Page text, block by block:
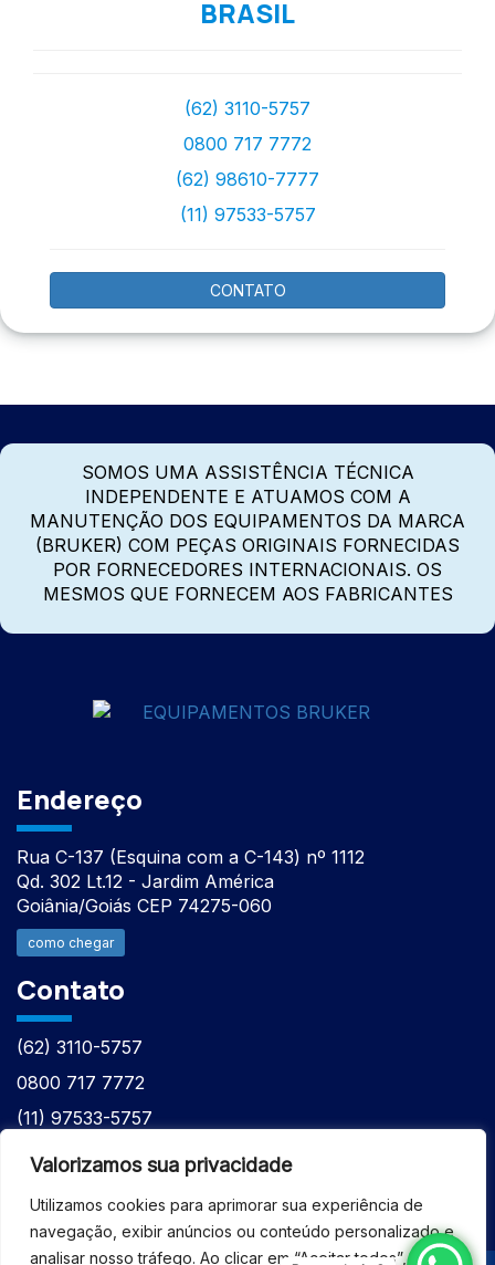
Valorizamos sua privacidade
Utilizamos cookies para aprimorar sua experiência de
navegação, exibir anúncios ou conteúdo personalizado e
analisar nosso tráfego. Ao clicar em “Aceitar todos”, você
BRASIL
(62) 3110-5757
0800 717 7772
(62) 98610-7777
(11) 97533-5757
CONTATO
SOMOS UMA ASSISTÊNCIA TÉCNICA
INDEPENDENTE E ATUAMOS COM A
MANUTENÇÃO DOS EQUIPAMENTOS DA MARCA
(BRUKER) COM PEÇAS ORIGINAIS FORNECIDAS
POR FORNECEDORES INTERNACIONAIS. OS
MESMOS QUE FORNECEM AOS FABRICANTES
Endereço
Rua C-137 (Esquina com a C-143) nº 1112
Qd. 302 Lt.12 - Jardim América
Goiânia/Goiás CEP 74275-060
como chegar
Contato
(62) 3110-5757
0800 717 7772
(11) 97533-5757
(62) 98610-7777